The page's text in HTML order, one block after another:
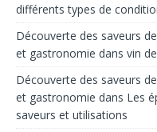
différents types de
Découverte des saveurs
et gastronomie dans vin
Découverte des saveurs
et gastronomie dans Les
saveurs et utilisations